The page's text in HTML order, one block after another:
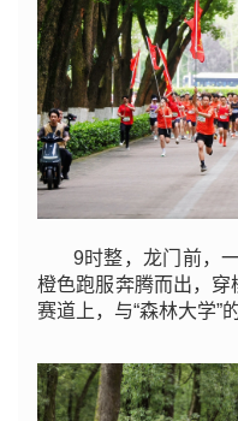
9时整，龙门前，
橙色跑服奔腾而出，穿
赛道上，与“森林大学”